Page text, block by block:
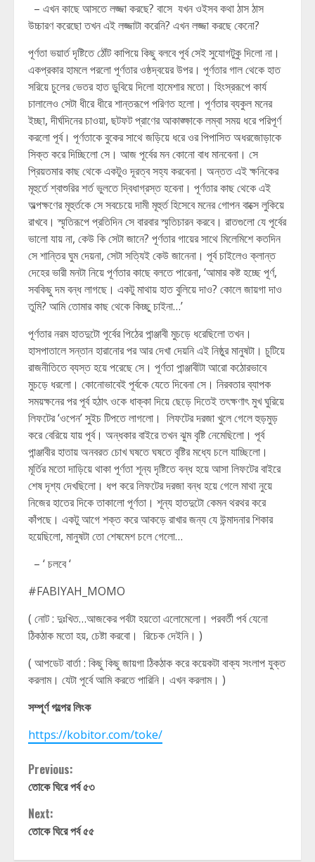
– এখন কাছে আসতে লজ্জা করছে? বাসে যখন ওইসব কথা ঠাস ঠাস
উচ্চারণ করেছো তখন এই লজ্জাটা করেনি? এখন লজ্জা করছে কেনো?
পূর্ণতা ভয়ার্ত দৃষ্টিতে ঠোঁট কাপিয়ে কিছু বলবে পূর্ব সেই সুযোগটুকু দিলো না।
একপ্রকার হামলে পরলো পূর্ণতার ওষ্ঠদ্বয়ের উপর। পূর্ণতার গাল থেকে হাত
সরিয়ে চুলের ভেতর হাত ডুবিয়ে দিলো হামেশার মতো। হিংস্ররূপে কার্য
চালালেও সেটা ধীরে ধীরে শান্তরূপে পরিণত হলো। পূর্ণতার ব্যকুল মনের
ইচ্ছা, দীর্ঘদিনের চাওয়া, ছটফট প্রাণের আকাঙ্ক্ষাকে লম্বা সময় ধরে পরিপূর্ণ
করলো পূর্ব। পূর্ণতাকে বুকের সাথে জড়িয়ে ধরে ওর পিপাসিত অধরজোড়াকে
সিক্ত করে দিচ্ছিলো সে। আজ পূর্বের মন কোনো বাধ মানবেনা। সে
প্রিয়তমার কাছ থেকে একটুও দূরত্ব সহ্য করবেনা। অন্তত এই ক্ষনিকের
মূহুর্তে শ্বাশুরির শর্ত ভুলতে দ্বিধাগ্রস্ত হবেনা। পূর্ণতার কাছ থেকে এই
অল্পক্ষণের মূহুর্তকে সে সবচেয়ে দামী মূহুর্ত হিসেবে মনের গোপন বাক্সে লুকিয়ে
রাখবে। স্মৃতিরূপে প্রতিদিন সে বারবার স্মৃতিচারন করবে। রাতগুলো যে পূর্বের
ভালো যায় না, কেউ কি সেটা জানে? পূর্ণতার গায়ের সাথে মিলেমিশে কতদিন
সে শান্তির ঘুম দেয়না, সেটা সত্যিই কেউ জানেনা। পূর্ব চাইলেও ক্লান্ত
দেহের ভারী মনটা নিয়ে পূর্ণতার কাছে বলতে পারেনা, ‘আমার কষ্ট হচ্ছে পূর্ণ,
সবকিছু দম বন্ধ লাগছে। একটু মাথায় হাত বুলিয়ে দাও? কোলে জায়গা দাও
তুমি? আমি তোমার কাছ থেকে কিচ্ছু চাইনা…’
পূর্ণতার নরম হাতদুটো পূর্বের পিঠের পান্ঞ্জাবী মুচড়ে ধরেছিলো তখন।
হাসপাতালে সন্তান হারানোর পর আর দেখা দেয়নি এই নিষ্ঠুর মানুষটা। চুটিয়ে
রাজনীতিতে ব্যস্ত হয়ে পরেছে সে। পূর্ণতা পান্ঞ্জাবীটা আরো কঠোরভাবে
মুচড়ে ধরলো। কোনোভাবেই পূর্বকে যেতে দিবেনা সে। নিরবতার ব্যাপক
সময়ক্ষনের পর পূর্ব হঠাৎ ওকে ধাক্কা দিয়ে ছেড়ে দিতেই তৎক্ষণাৎ মুখ ঘুরিয়ে
লিফটের ‘ওপেন’ সুইচ টিপতে লাগলো। লিফটের দরজা খুলে গেলে হুড়মুড়
করে বেরিয়ে যায় পূর্ব। অন্ধকার বাইরে তখন ঝুম বৃষ্টি নেমেছিলো। পূর্ব
পান্ঞ্জাবীর হাতায় অনবরত চোখ ঘষতে ঘষতে বৃষ্টির মধ্যে চলে যাচ্ছিলো।
মূর্তির মতো দাড়িয়ে থাকা পূর্ণতা শূন্য দৃষ্টিতে বন্ধ হয়ে আসা লিফটের বাইরে
শেষ দৃশ্য দেখছিলো। ধপ করে লিফটের দরজা বন্ধ হয়ে গেলে মাথা নুয়ে
নিজের হাতের দিকে তাকালো পূর্ণতা। শূন্য হাতদুটো কেমন থরথর করে
কাঁপছে। একটু আগে শক্ত করে আকড়ে রাখার জন্য যে উন্মাদনার শিকার
হয়েছিলো, মানুষটা তো শেষমেশ চলে গেলো…
– ‘ চলবে ‘
#FABIYAH_MOMO
( নোট : দুঃখিত…আজকের পর্বটা হয়তো এলোমেলো। পরবর্তী পর্ব যেনো
ঠিকঠাক মতো হয়, চেষ্টা করবো। রিচেক দেইনি। )
( আপডেট বার্তা : কিছু কিছু জায়গা ঠিকঠাক করে কয়েকটা বাক্য সংলাপ যুক্ত
করলাম। যেটা পূর্বে আমি করতে পারিনি। এখন করলাম। )
সম্পূর্ণ গল্পের লিংক
https://kobitor.com/toke/
Continue
Reading
Previous:
তোকে ঘিরে পর্ব ৫৩
Next:
তোকে ঘিরে পর্ব ৫৫